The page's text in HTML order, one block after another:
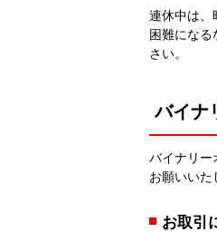
連休中は、
困難になる
さい。
バイナ
バイナリー
お願いいた
お取引